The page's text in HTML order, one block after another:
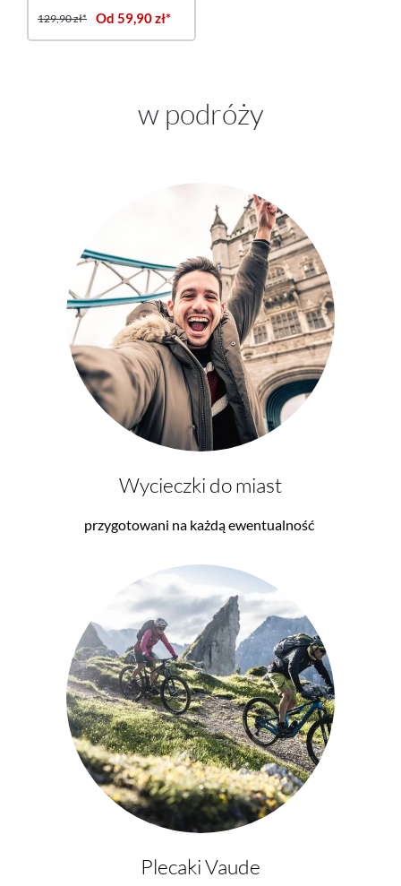
129,90 zł* Od 59,90 zł*
w podróży
Wycieczki do miast
przygotowani na każdą ewentualność
Plecaki Vaude